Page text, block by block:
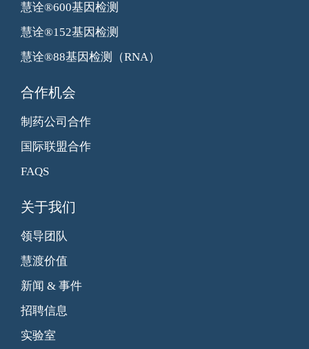
慧诠®600基因检测
慧诠®152基因检测
慧诠®88基因检测（RNA）
合作机会
制药公司合作
国际联盟合作
FAQS
关于我们
领导团队
慧渡价值
新闻 & 事件
招聘信息
实验室